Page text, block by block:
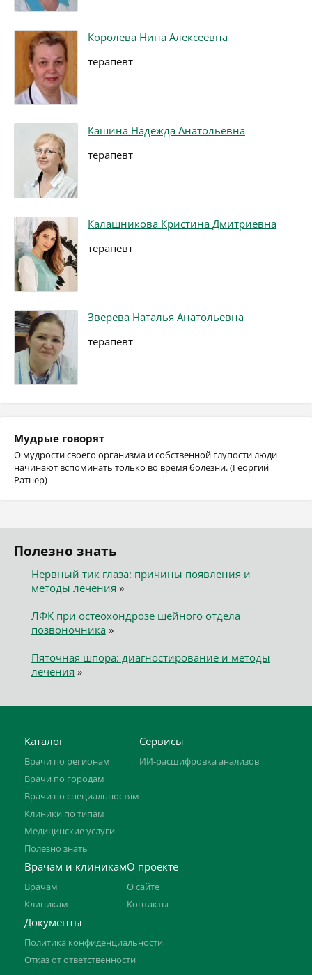
Королева Нина Алексеевна
терапевт
Кашина Надежда Анатольевна
терапевт
Калашникова Кристина Дмитриевна
терапевт
Зверева Наталья Анатольевна
терапевт
Мудрые говорят
О мудрости своего организма и собственной глупости люди
начинают вспоминать только во время болезни. (Георгий
Ратнер)
Полезно знать
Нервный тик глаза: причины появления и
методы лечения »
ЛФК при остеохондрозе шейного отдела
позвоночника»
Пяточная шпора: диагностирование и методы
лечения »
Каталог
Врачи по регионам
Врачи по городам
Врачи по специальностям
Клиники по типам
Медицинские услуги
Полезно знать
Сервисы
ИИ-расшифровка анализов
Врачам и клиникам
Врачам
Клиникам
О проекте
О сайте
Контакты
Документы
Политика конфиденциальности
Отказ от ответственности